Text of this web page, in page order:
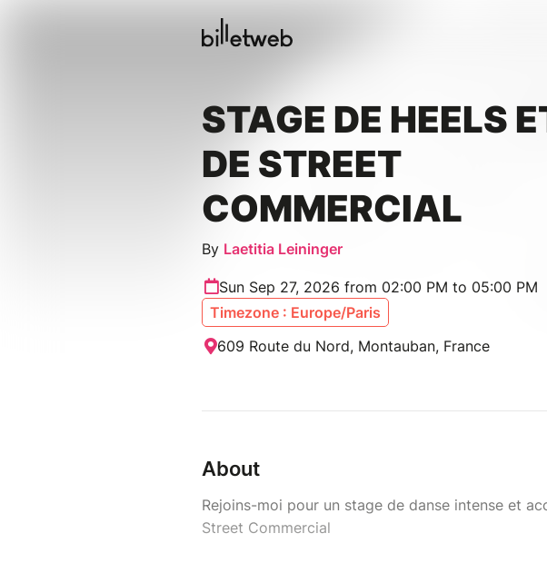
STAGE DE HEELS
DE STREET
COMMERCIAL
By Laetitia Leininger
Sun Sep 27, 2026 from 02:00 PM to 05:00 PM
Timezone : Europe/Paris
609 Route du Nord, Montauban, France
About
Rejoins-moi pour un stage de danse intense et
Street Commercial